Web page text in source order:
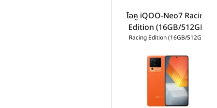
ไอคู iQOO-Neo7 Racing
Edition (16GB/512GB)
Racing Edition (16GB/512GB)